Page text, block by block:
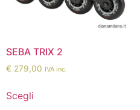
SEBA TRIX 2
€ 279,00 IVA inc.
Scegli